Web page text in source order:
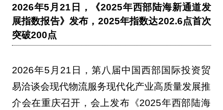
2026年5月21日，《2025年西部陆海新通道发
展指数报告》发布，2025年指数达202.6点首次
突破200点
2026年5月21日，第八届中国西部国际投资贸
易洽谈会现代物流服务现代化产业高质量发展推
介会在重庆召开，会上发布《2025年西部陆海